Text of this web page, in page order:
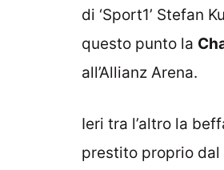
di ‘Sport1’ Stefan
questo punto la
all’Allianz Arena.
Ieri tra l’altro la
prestito proprio dal